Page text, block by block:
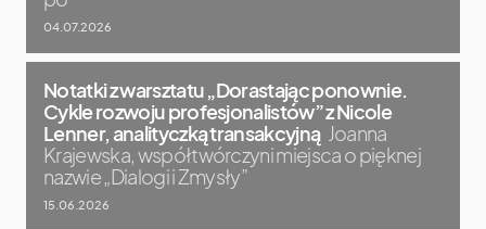
04.07.2026
Notatki z warsztatu „Dorastając ponownie.
Cykle rozwoju profesjonalistów” z Nicole
Lenner, analityczką transakcyjną Joanna
Krajewska, współtwórczyni miejsca o pięknej
nazwie „Dialogi i Zmysły”
15.06.2026